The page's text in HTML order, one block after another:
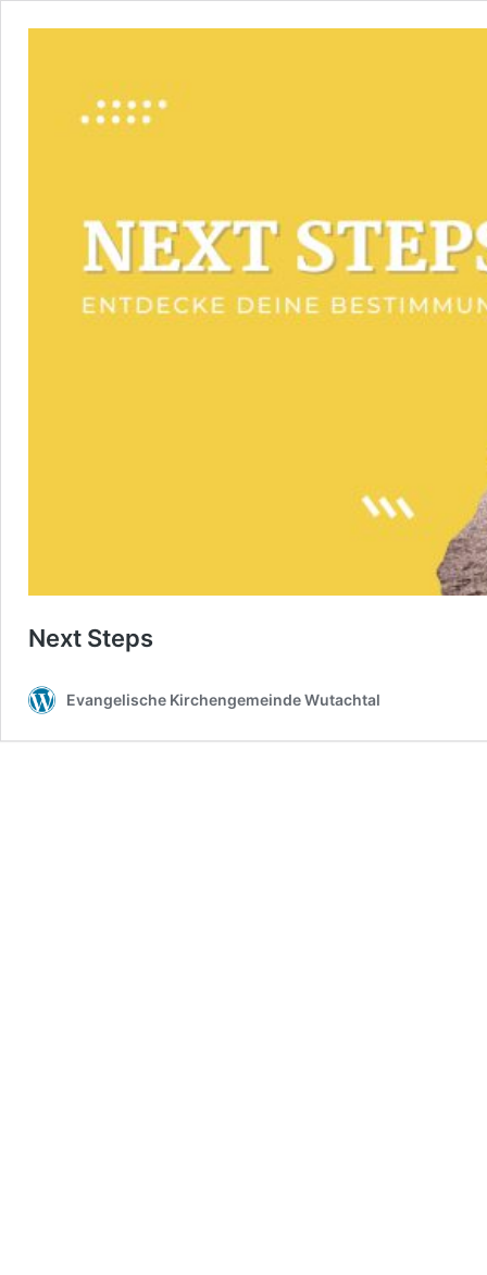
Next Steps
Evangelische Kirchengemeinde Wutachtal